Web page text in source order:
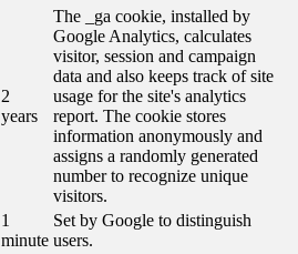
2
years
The _ga cookie, installed by
Google Analytics, calculates
visitor, session and campaign
data and also keeps track of site
usage for the site's analytics
report. The cookie stores
information anonymously and
assigns a randomly generated
number to recognize unique
visitors.
1
minute
Set by Google to distinguish
users.